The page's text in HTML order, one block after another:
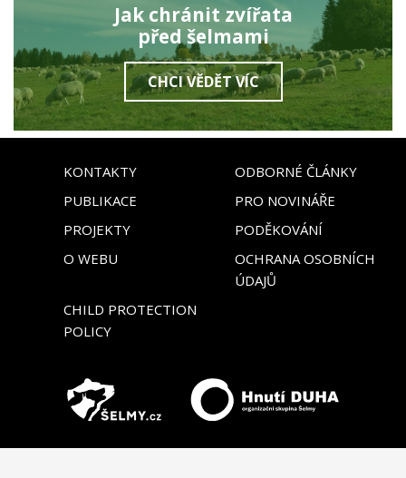
Jak chránit zvířata
před šelmami
CHCI VĚDĚT VÍC
KONTAKTY
ODBORNÉ ČLÁNKY
PUBLIKACE
PRO NOVINÁŘE
PROJEKTY
PODĚKOVÁNÍ
O WEBU
OCHRANA OSOBNÍCH
ÚDAJŮ
CHILD PROTECTION
POLICY